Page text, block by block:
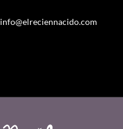
info@elreciennacido.com